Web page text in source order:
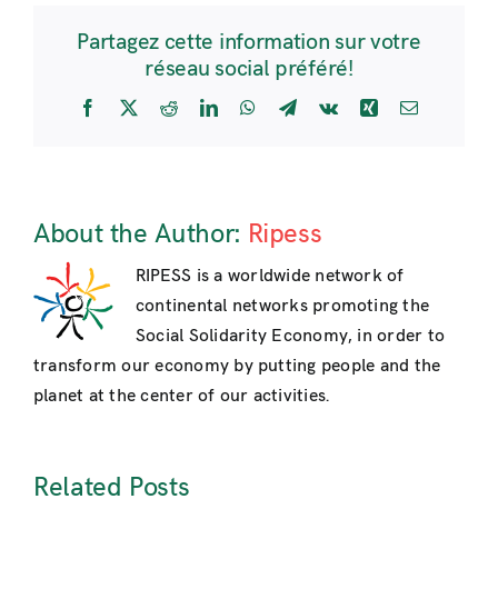
Partagez cette information sur votre
réseau social préféré!
Facebook
X RedditLinkedInWhatsApp
Telegram
Vk Xing Email
About the Author: Ripess
RIPESS is a worldwide network of
continental networks promoting the
Social Solidarity Economy, in order to
transform our economy by putting people and the
planet at the center of our activities.
Related Posts